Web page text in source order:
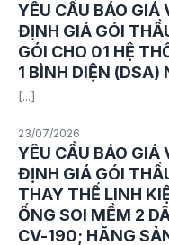
YÊU CẦU BÁO GIÁ
ĐỊNH GIÁ GÓI
GÓI CHO 01 HỆ
1 BÌNH DIỆN
[...]
YÊU CẦU BÁO GIÁ
ĐỊNH GIÁ GÓI
THAY THẾ LINH
ỐNG SOI MỀM 2
CV-190; HÃNG
23/07/2026